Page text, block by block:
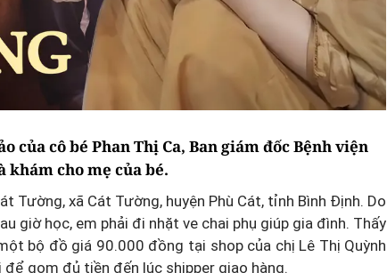
của cô bé Phan Thị Ca, Ban giám đốc Bệnh viện
cho mẹ của bé.
Tường, xã Cát Tường, huyện Phù Cát, tỉnh Bình Định. Do
giờ học, em phải đi nhặt ve chai phụ giúp gia đình. Thấy
bộ đồ giá 90.000 đồng tại shop của chị Lê Thị Quỳnh
gom đủ tiền đến lúc shipper giao hàng.